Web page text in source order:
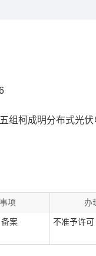
组柯成明分布式光伏
项 办
案 不准予许可